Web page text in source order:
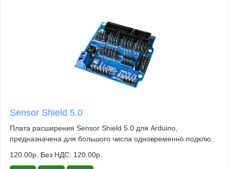
Sensor Shield 5.0
Плата расширения Sensor Shield 5.0 для Arduino,
предназначена для большого числа одновременно подклю..
120.00р. Без НДС: 120.00р.